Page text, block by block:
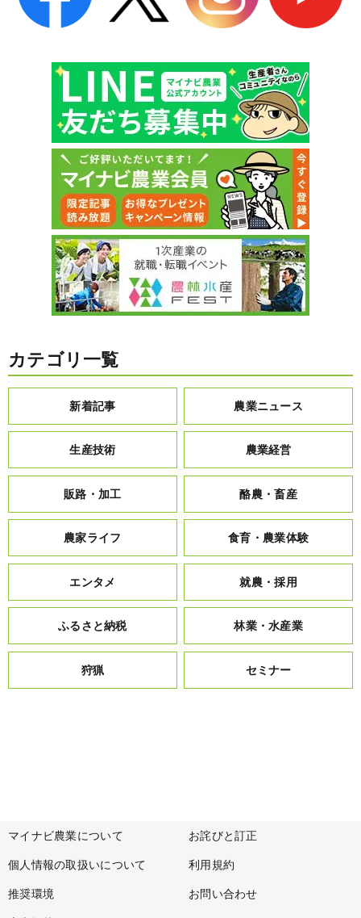
カテゴリ一覧
新着記事 農業ニュース
生産技術 農業経営
販路・加工 酪農・畜産
農家ライフ 食育・農業体験
エンタメ 就農・採用
ふるさと納税 林業・水産業
狩猟 セミナー
マイナビ農業について お詫びと訂正
個人情報の取扱いについて 利用規約
推奨環境 お問い合わせ